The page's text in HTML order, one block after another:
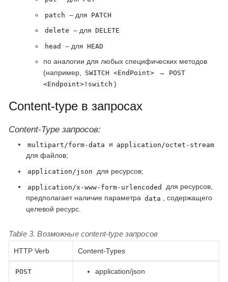
patch – для PATCH
delete – для DELETE
head – для HEAD
по аналогии для любых специфических методов
(например,
SWITCH <EndPoint> →
POST
<Endpoint>!switch )
Content-type в запросах
Content-Type запросов:
multipart/form-data и application/octet-stream
для файлов;
application/json для ресурсов;
application/x-www-form-urlencoded
для ресурсов,
предполагает наличие параметра data , содержащего
целевой ресурс.
Table 3. Возможные content-type запросов
HTTP Verb Content-Types
POST
application/json